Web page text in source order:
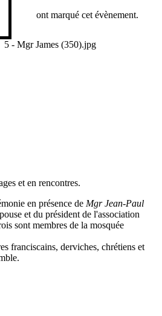
ont marqué cet évènement.
et en rencontres.
en présence de Mgr Jean-Paul
et du président de l'association
sont membres de la mosquée
franciscains, derviches, chrétiens et